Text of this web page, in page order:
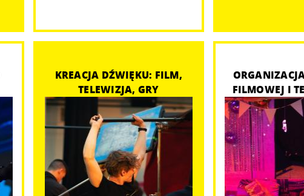
KREACJA DŹWIĘKU: FILM,
TELEWIZJA, GRY
FILMOWEJ I